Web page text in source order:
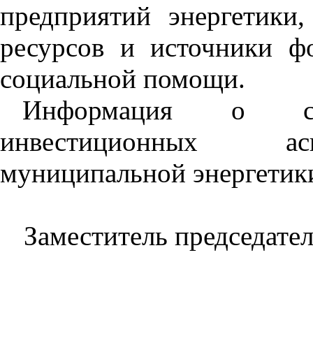
предприятий
ресурсов и источники
социальной помощи.
Информация о
инвестиционных
муниципальной
Заместитель